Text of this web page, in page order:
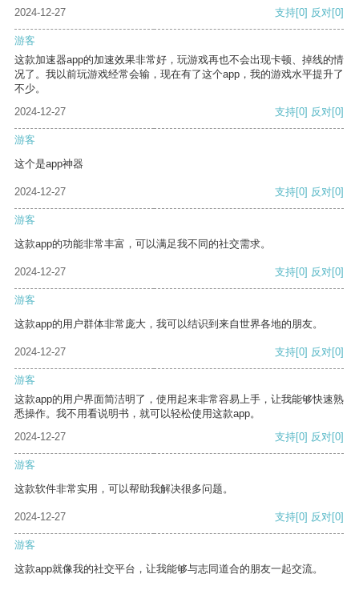
2024-12-27 支持[0] 反对[0]
游客
这款加速器app的加速效果非常好，玩游戏再也不会出现卡顿、掉线的情
况了。我以前玩游戏经常会输，现在有了这个app，我的游戏水平提升了
不少。
2024-12-27
支持[0] 反对[0]
游客
这个是app神器
2024-12-27 支持[0] 反对[0]
游客
这款app的功能非常丰富，可以满足我不同的社交需求。
2024-12-27 支持[0] 反对[0]
游客
这款app的用户群体非常庞大，我可以结识到来自世界各地的朋友。
2024-12-27 支持[0] 反对[0]
游客
这款app的用户界面简洁明了，使用起来非常容易上手，让我能够快速熟
悉操作。我不用看说明书，就可以轻松使用这款app。
2024-12-27
支持[0] 反对[0]
游客
这款软件非常实用，可以帮助我解决很多问题。
2024-12-27 支持[0] 反对[0]
游客
这款app就像我的社交平台，让我能够与志同道合的朋友一起交流。